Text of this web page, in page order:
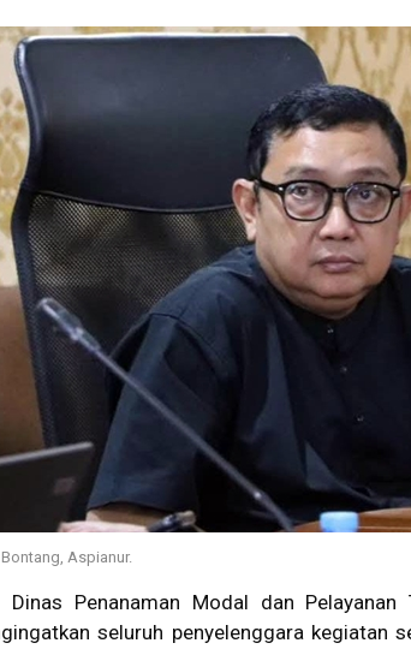
Bontang, Aspianur.
Dinas Penanaman Modal dan Pelayanan
seluruh penyelenggara kegiatan